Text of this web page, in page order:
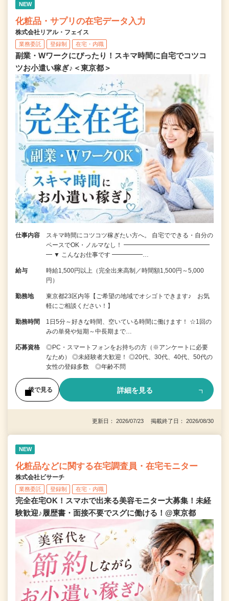
NEW
化粧品・サプリの在宅データ入力
株式会社リアル・フェイス
業務委託 登録制 在宅・内職
副業・Wワークにぴったり！スキマ時間に自宅でコツコ
ツお小遣い稼ぎ♪＜東京都＞
仕事内容
スキマ時間にコツコツ稼ぎたい方へ。 自宅でできる・自分の
ペースでOK・ノルマなし！ ━━━━━━━━━━━━━━
━ ▼ こんなお仕事です ━━━━━…
給与
時給1,500円以上（完全出来高制／時間額1,500円～5,000
円）
勤務地
東京都23区内等【ご希望の地域でオシゴトできます♪ お気
軽にご相談ください！】
勤務時間
1日5分～好きな時間、空いている時間に働けます！ ☆1回の
みの単発や短期～中長期まで…
応募資格
◎PC・スマートフォンをお持ちの方（※アンケートに必要
なため） ◎未経験者大歓迎！ ◎20代、30代、40代、50代の
女性の登録多数 ◎年齢不問
後で見る 詳細を見る
更新日： 2026/07/23 掲載終了日： 2026/08/30
NEW
化粧品などに関する在宅調査員・在宅モニター
株式会社ビサーチ
業務委託 登録制 在宅・内職
完全在宅OK！スマホで出来る美容モニター大募集！未経
験歓迎♪履歴書・面接不要でスグに働ける！@東京都